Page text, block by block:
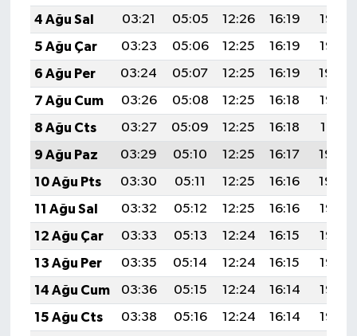
4 Ağu Sal
03:21 05:05 12:26 16:19
19:36
5 Ağu Çar
03:23 05:06 12:25 16:19
19:35
6 Ağu Per
03:24 05:07 12:25 16:19
19:34
7 Ağu Cum
03:26 05:08 12:25 16:18
19:32
8 Ağu Cts
03:27 05:09 12:25 16:18
19:31
9 Ağu Paz
03:29 05:10 12:25 16:17
19:30
10 Ağu Pts
03:30 05:11 12:25 16:16
19:29
11 Ağu Sal
03:32 05:12 12:25 16:16
19:27
12 Ağu Çar
03:33 05:13 12:24 16:15
19:26
13 Ağu Per
03:35 05:14 12:24 16:15
19:25
14 Ağu Cum
03:36 05:15 12:24 16:14
19:23
15 Ağu Cts
03:38 05:16 12:24 16:14
19:22